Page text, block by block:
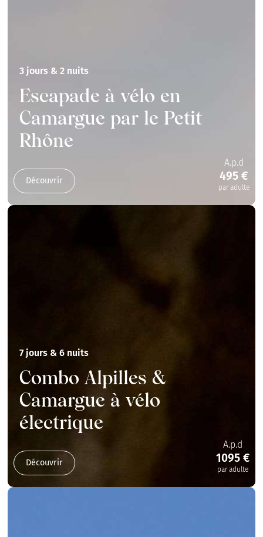
3 jours & 2 nuits
Escapade à vélo en
Camargue par le Petit
Rhône
Découvrir
A.p.d
495 €
par adulte
7 jours & 6 nuits
Combo Alpilles &
Camargue à vélo
électrique
Découvrir
A.p.d
1095 €
par adulte